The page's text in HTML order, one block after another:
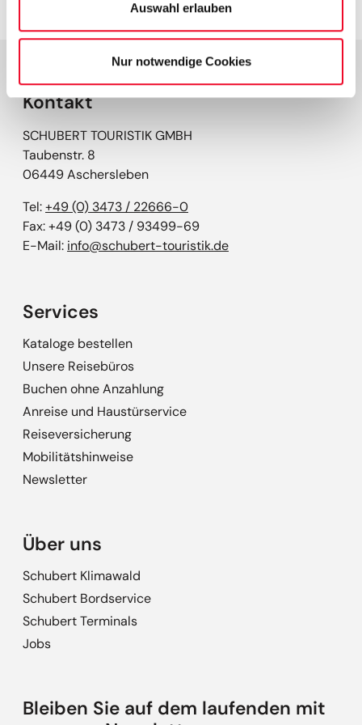
Auswahl erlauben
Nur notwendige Cookies
Kontakt
SCHUBERT TOURISTIK GMBH
Taubenstr. 8
06449 Aschersleben
Tel:+49 (0) 3473 / 22666-0
Fax: +49 (0) 3473 / 93499-69
E-Mail: info@schubert-touristik.de
Services
Kataloge bestellen
Unsere Reisebüros
Buchen ohne Anzahlung
Anreise und Haustürservice
Reiseversicherung
Mobilitätshinweise
Newsletter
Über uns
Schubert Klimawald
Schubert Bordservice
Schubert Terminals
Jobs
Bleiben Sie auf dem laufenden mit